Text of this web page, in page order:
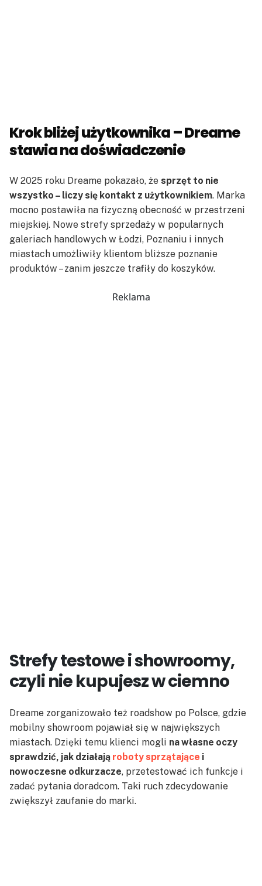
Krok bliżej użytkownika – Dreame
stawia na doświadczenie
W 2025 roku Dreame pokazało, że sprzęt to nie
wszystko – liczy się kontakt z użytkownikiem. Marka
mocno postawiła na fizyczną obecność w przestrzeni
miejskiej. Nowe strefy sprzedaży w popularnych
galeriach handlowych w Łodzi, Poznaniu i innych
miastach umożliwiły klientom bliższe poznanie
produktów – zanim jeszcze trafiły do koszyków.
Reklama
Strefy testowe i showroomy,
czyli nie kupujesz w ciemno
Dreame zorganizowało też roadshow po Polsce, gdzie
mobilny showroom pojawiał się w największych
miastach. Dzięki temu klienci mogli na własne oczy
sprawdzić, jak działają roboty sprzątające i
nowoczesne odkurzacze, przetestować ich funkcje i
zadać pytania doradcom. Taki ruch zdecydowanie
zwiększył zaufanie do marki.